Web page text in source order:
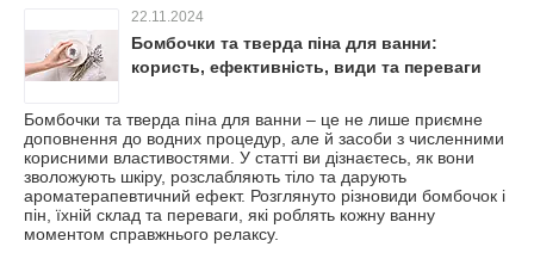
22.11.2024
Бомбочки та тверда піна для ванни:
користь, ефективність, види та переваги
Бомбочки та тверда піна для ванни – це не лише приємне
доповнення до водних процедур, але й засоби з численними
корисними властивостями. У статті ви дізнаєтесь, як вони
зволожують шкіру, розслабляють тіло та дарують
ароматерапевтичний ефект. Розглянуто різновиди бомбочок і
пін, їхній склад та переваги, які роблять кожну ванну
моментом справжнього релаксу.